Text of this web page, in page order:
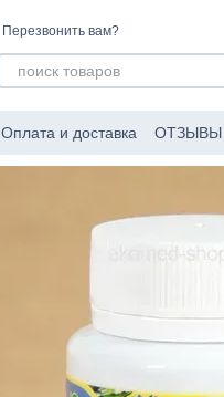
Перезвонить вам?
Оплата и доставка ОТЗЫВЫ